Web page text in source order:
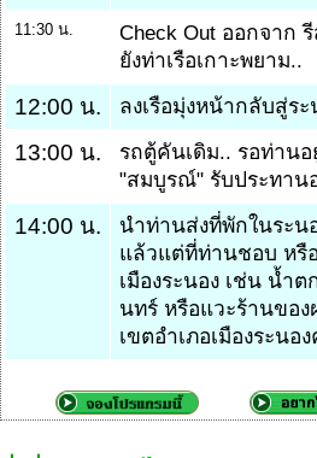
11:30 น.
Check Out ออกจาก
ยังท่าเรือเกาะพยาม..
12:00 น. ลงเรือมุ่งหน้ากลับสู่ระ
13:00 น.
รถตู้คันเดิม.. รอท่าน
"สมบูรณ์" รับประทาน
14:00 น.
นำท่านส่งที่พักในระ
แล้วแต่ที่ท่านชอบ หรื
เมืองระนอง เช่น น้ำ
นทร์ หรือแวะร้านขอ
เขตอำเภอเมืองระนอ